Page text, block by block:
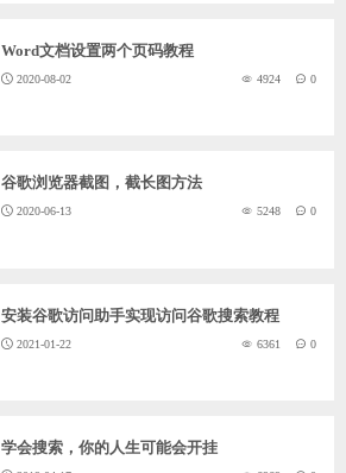
Word文档设置两个页码教程
2020-08-02 4924 0
谷歌浏览器截图，截长图方法
2020-06-13 5248 0
安装谷歌访问助手实现访问谷歌搜索教程
2021-01-22 6361 0
学会搜索，你的人生可能会开挂